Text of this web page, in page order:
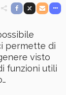
permette di
visto
funzioni utili